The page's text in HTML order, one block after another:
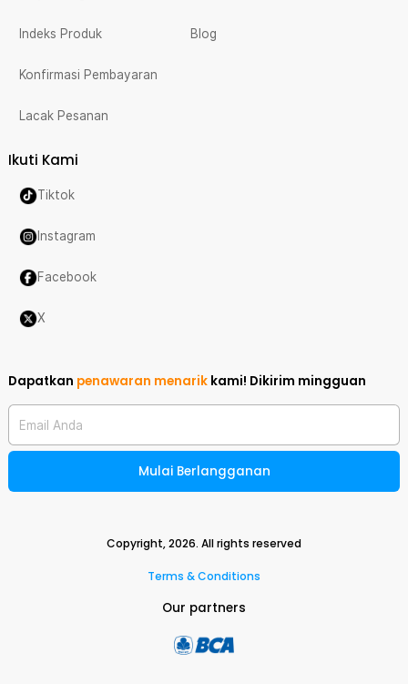
Indeks Produk
Konfirmasi Pembayaran
Lacak Pesanan
Blog
Ikuti Kami
Tiktok
Instagram
Facebook
X
Dapatkan penawaran menarik kami! Dikirim mingguan
Email Anda
Mulai Berlangganan
Copyright,2026. All rights reserved
Terms & Conditions
Our partners